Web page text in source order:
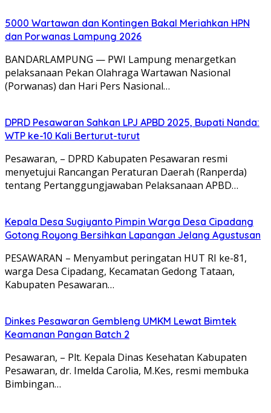
5000 Wartawan dan Kontingen Bakal Meriahkan HPN
dan Porwanas Lampung 2026
BANDARLAMPUNG — PWI Lampung menargetkan
pelaksanaan Pekan Olahraga Wartawan Nasional
(Porwanas) dan Hari Pers Nasional…
DPRD Pesawaran Sahkan LPJ APBD 2025, Bupati Nanda:
WTP ke-10 Kali Berturut-turut
Pesawaran, – DPRD Kabupaten Pesawaran resmi
menyetujui Rancangan Peraturan Daerah (Ranperda)
tentang Pertanggungjawaban Pelaksanaan APBD…
Kepala Desa Sugiyanto Pimpin Warga Desa Cipadang
Gotong Royong Bersihkan Lapangan Jelang Agustusan
PESAWARAN – Menyambut peringatan HUT RI ke-81,
warga Desa Cipadang, Kecamatan Gedong Tataan,
Kabupaten Pesawaran…
Dinkes Pesawaran Gembleng UMKM Lewat Bimtek
Keamanan Pangan Batch 2
Pesawaran, – Plt. Kepala Dinas Kesehatan Kabupaten
Pesawaran, dr. Imelda Carolia, M.Kes, resmi membuka
Bimbingan…